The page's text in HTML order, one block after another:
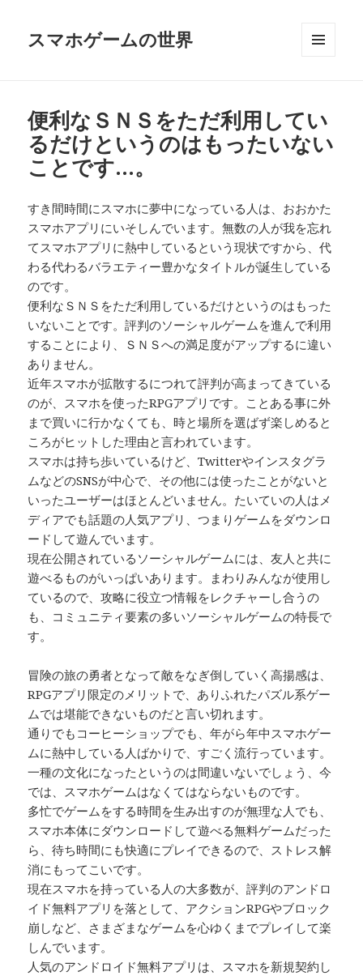
スマホゲームの世界
便利なＳＮＳをただ利用してい
るだけというのはもったいない
ことです…。
すき間時間にスマホに夢中になっている人は、おおかた
スマホアプリにいそしんでいます。無数の人が我を忘れ
てスマホアプリに熱中しているという現状ですから、代
わる代わるバラエティー豊かなタイトルが誕生している
のです。
便利なＳＮＳをただ利用しているだけというのはもった
いないことです。評判のソーシャルゲームを進んで利用
することにより、ＳＮＳへの満足度がアップするに違い
ありません。
近年スマホが拡散するにつれて評判が高まってきている
のが、スマホを使ったRPGアプリです。ことある事に外
まで買いに行かなくても、時と場所を選ばず楽しめると
ころがヒットした理由と言われています。
スマホは持ち歩いているけど、Twitterやインスタグラ
ムなどのSNSが中心で、その他には使ったことがないと
いったユーザーはほとんどいません。たいていの人はメ
ディアでも話題の人気アプリ、つまりゲームをダウンロ
ードして遊んでいます。
現在公開されているソーシャルゲームには、友人と共に
遊べるものがいっぱいあります。まわりみんなが使用し
ているので、攻略に役立つ情報をレクチャーし合うの
も、コミュニティ要素の多いソーシャルゲームの特長で
す。
冒険の旅の勇者となって敵をなぎ倒していく高揚感は、
RPGアプリ限定のメリットで、ありふれたパズル系ゲー
ムでは堪能できないものだと言い切れます。
通りでもコーヒーショップでも、年がら年中スマホゲー
ムに熱中している人ばかりで、すごく流行っています。
一種の文化になったというのは間違いないでしょう、今
では、スマホゲームはなくてはならないものです。
多忙でゲームをする時間を生み出すのが無理な人でも、
スマホ本体にダウンロードして遊べる無料ゲームだった
ら、待ち時間にも快適にプレイできるので、ストレス解
消にもってこいです。
現在スマホを持っている人の大多数が、評判のアンドロ
イド無料アプリを落として、アクションRPGやブロック
崩しなど、さまざまなゲームを心ゆくまでプレイして楽
しんでいます。
人気のアンドロイド無料アプリは、スマホを新規契約し